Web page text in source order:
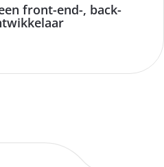
front-end-, back-